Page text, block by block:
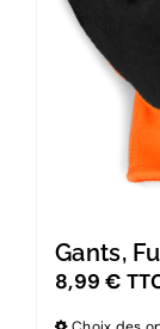
Gants,
8,99€